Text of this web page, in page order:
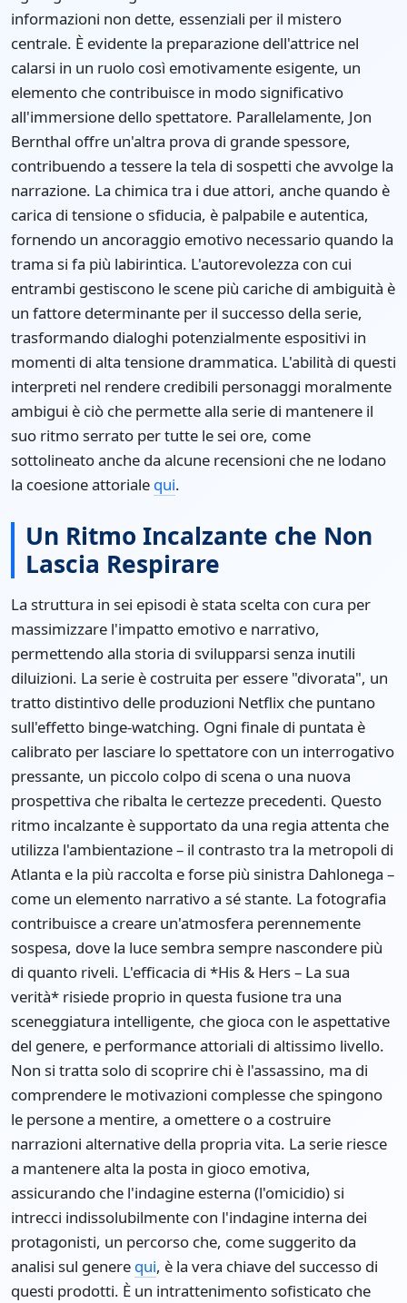
informazioni non dette, essenziali per il mistero
centrale. È evidente la preparazione dell'attrice nel
calarsi in un ruolo così emotivamente esigente, un
elemento che contribuisce in modo significativo
all'immersione dello spettatore. Parallelamente, Jon
Bernthal offre un'altra prova di grande spessore,
contribuendo a tessere la tela di sospetti che avvolge la
narrazione. La chimica tra i due attori, anche quando è
carica di tensione o sfiducia, è palpabile e autentica,
fornendo un ancoraggio emotivo necessario quando la
trama si fa più labirintica. L'autorevolezza con cui
entrambi gestiscono le scene più cariche di ambiguità è
un fattore determinante per il successo della serie,
trasformando dialoghi potenzialmente espositivi in
momenti di alta tensione drammatica. L'abilità di questi
interpreti nel rendere credibili personaggi moralmente
ambigui è ciò che permette alla serie di mantenere il
suo ritmo serrato per tutte le sei ore, come
sottolineato anche da alcune recensioni che ne lodano
la coesione attoriale qui.
Un Ritmo Incalzante che Non
Lascia Respirare
La struttura in sei episodi è stata scelta con cura per
massimizzare l'impatto emotivo e narrativo,
permettendo alla storia di svilupparsi senza inutili
diluizioni. La serie è costruita per essere "divorata", un
tratto distintivo delle produzioni Netflix che puntano
sull'effetto binge-watching. Ogni finale di puntata è
calibrato per lasciare lo spettatore con un interrogativo
pressante, un piccolo colpo di scena o una nuova
prospettiva che ribalta le certezze precedenti. Questo
ritmo incalzante è supportato da una regia attenta che
utilizza l'ambientazione – il contrasto tra la metropoli di
Atlanta e la più raccolta e forse più sinistra Dahlonega –
come un elemento narrativo a sé stante. La fotografia
contribuisce a creare un'atmosfera perennemente
sospesa, dove la luce sembra sempre nascondere più
di quanto riveli. L'efficacia di *His & Hers – La sua
verità* risiede proprio in questa fusione tra una
sceneggiatura intelligente, che gioca con le aspettative
del genere, e performance attoriali di altissimo livello.
Non si tratta solo di scoprire chi è l'assassino, ma di
comprendere le motivazioni complesse che spingono
le persone a mentire, a omettere o a costruire
narrazioni alternative della propria vita. La serie riesce
a mantenere alta la posta in gioco emotiva,
assicurando che l'indagine esterna (l'omicidio) si
intrecci indissolubilmente con l'indagine interna dei
protagonisti, un percorso che, come suggerito da
analisi sul genere qui, è la vera chiave del successo di
questi prodotti. È un intrattenimento sofisticato che